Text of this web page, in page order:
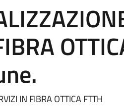
IN FIBRA OTTICA FTTH